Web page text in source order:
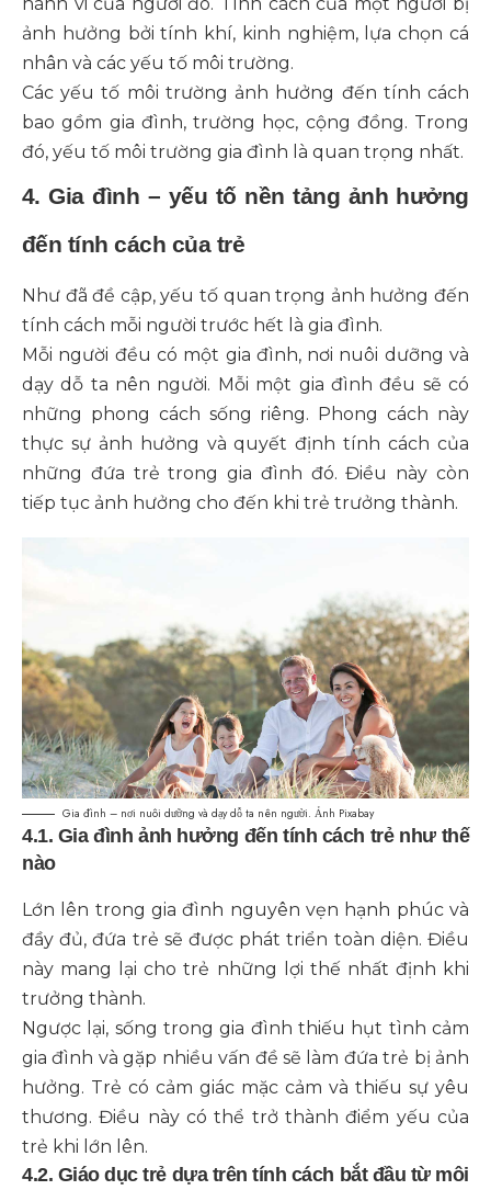
ảnh hưởng bởi tính khí, kinh nghiệm, lựa chọn cá
nhân và các yếu tố môi trường.
Các yếu tố môi trường ảnh hưởng đến tính cách
bao gồm gia đình, trường học, cộng đồng. Trong
đó, yếu tố môi trường gia đình là quan trọng nhất.
4. Gia đình – yếu tố nền tảng ảnh hưởng
đến tính cách của trẻ
Như đã đề cập, yếu tố quan trọng ảnh hưởng đến
tính cách mỗi người trước hết là gia đình.
Mỗi người đều có một gia đình, nơi nuôi dưỡng và
dạy dỗ ta nên người. Mỗi một gia đình đều sẽ có
những phong cách sống riêng. Phong cách này
thực sự ảnh hưởng và quyết định tính cách của
những đứa trẻ trong gia đình đó. Điều này còn
tiếp tục ảnh hưởng cho đến khi trẻ trưởng thành.
Gia đình – nơi nuôi dưỡng và dạy dỗ ta nên người. Ảnh Pixabay
4.1. Gia đình ảnh hưởng đến tính cách trẻ như thế
nào
Lớn lên trong gia đình nguyên vẹn hạnh phúc và
đầy đủ, đứa trẻ sẽ được phát triển toàn diện. Điều
này mang lại cho trẻ những lợi thế nhất định khi
trưởng thành.
Ngược lại, sống trong gia đình thiếu hụt tình cảm
gia đình và gặp nhiều vấn đề sẽ làm đứa trẻ bị ảnh
hưởng. Trẻ có cảm giác mặc cảm và thiếu sự yêu
thương. Điều này có thể trở thành điểm yếu của
trẻ khi lớn lên.
4.2. Giáo dục trẻ dựa trên tính cách bắt đầu từ môi